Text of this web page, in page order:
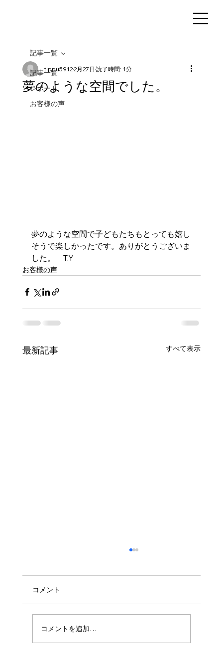
記事一覧
レポート
お客様の声
記事一覧
夢のような空間でした。
tippu59122月27日 読了時間: 1分
夢のような空間で子どもたちもとっても嬉し
そうで楽しかったです。ありがとうございま
した。　T.Y
お客様の声
最新記事 すべて表示
コメント
コメントを追加…